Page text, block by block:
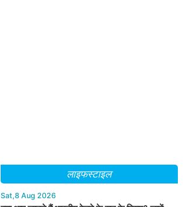
लाइफस्टाइल
Sat,8 Aug 2026